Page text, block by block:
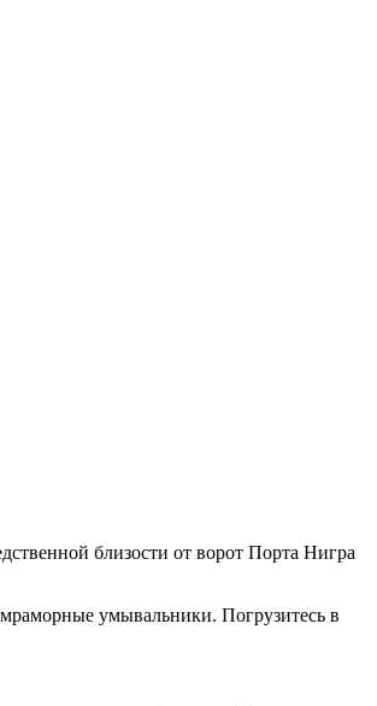
близости от ворот Порта Нигра
умывальники. Погрузитесь в